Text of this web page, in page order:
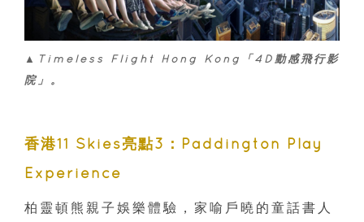
▲Timeless Flight Hong Kong「4D動感飛行影
院」。
香港11 Skies亮點3：Paddington Play
Experience
柏靈頓熊親子娛樂體驗，家喻戶曉的童話書人